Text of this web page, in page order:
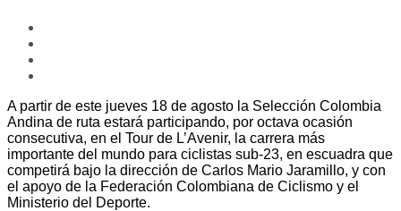
A partir de este jueves 18 de agosto la Selección Colombia
Andina de ruta estará participando, por octava ocasión
consecutiva, en el Tour de L’Avenir, la carrera más
importante del mundo para ciclistas sub-23, en escuadra que
competirá bajo la dirección de Carlos Mario Jaramillo, y con
el apoyo de la Federación Colombiana de Ciclismo y el
Ministerio del Deporte.